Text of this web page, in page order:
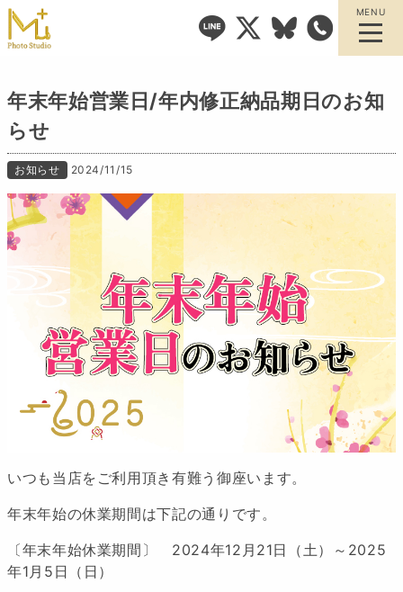
MENU
年末年始営業日/年内修正納品期日のお知
らせ
お知らせ 2024/11/15
いつも当店をご利用頂き有難う御座います。
年末年始の休業期間は下記の通りです。
〔年末年始休業期間〕 2024年12月21日（土）～2025
年1月5日（日）